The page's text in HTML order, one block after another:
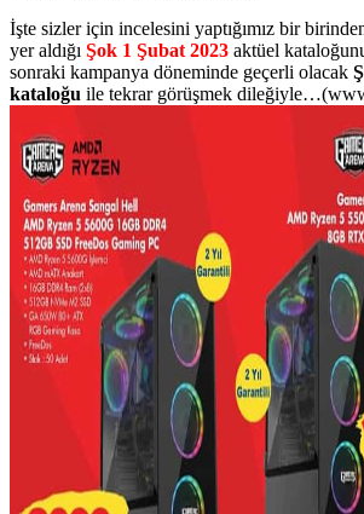
İşte sizler için incelesini yaptığımız bir
yer aldığı Şok 1 Şubat 2023 aktüel
sonraki kampanya döneminde geçerli olacak
kataloğu ile tekrar görüşmek